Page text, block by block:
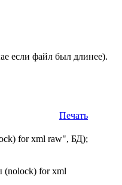
если файл был длинее).
Печать
for xml raw", БД);
(nolock) for xml